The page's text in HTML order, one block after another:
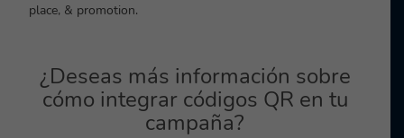
place, & promotion.
¿Deseas más información sobre
cómo integrar códigos QR en tu
campaña?